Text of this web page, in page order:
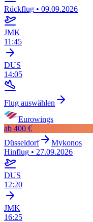
Rückflug • 09.09.2026
JMK
11:45
DUS
14:05
Flug auswählen
Eurowings
ab 400 €
Düsseldorf
Mykonos
Hinflug • 27.09.2026
DUS
12:20
JMK
16:25